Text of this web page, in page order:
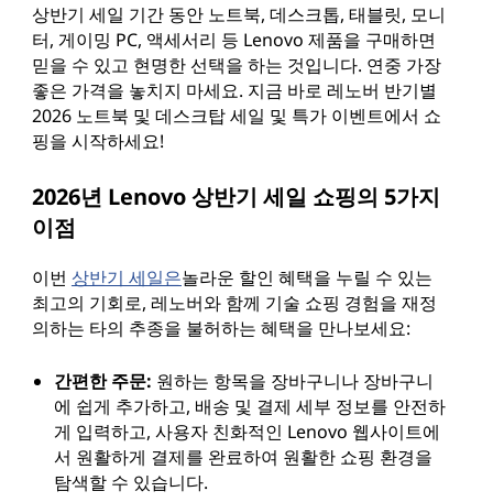
상반기 세일 기간 동안 노트북, 데스크톱, 태블릿, 모니
터, 게이밍 PC, 액세서리 등 Lenovo 제품을 구매하면
믿을 수 있고 현명한 선택을 하는 것입니다. 연중 가장
좋은 가격을 놓치지 마세요. 지금 바로 레노버 반기별
2026 노트북 및 데스크탑 세일 및 특가 이벤트에서 쇼
핑을 시작하세요!
2026년 Lenovo 상반기 세일 쇼핑의 5가지
이점
이번 상반기 세일은놀라운 할인 혜택을 누릴 수 있는
최고의 기회로, 레노버와 함께 기술 쇼핑 경험을 재정
의하는 타의 추종을 불허하는 혜택을 만나보세요:
간편한 주문: 원하는 항목을 장바구니나 장바구니
에 쉽게 추가하고, 배송 및 결제 세부 정보를 안전하
게 입력하고, 사용자 친화적인 Lenovo 웹사이트에
서 원활하게 결제를 완료하여 원활한 쇼핑 환경을
탐색할 수 있습니다.